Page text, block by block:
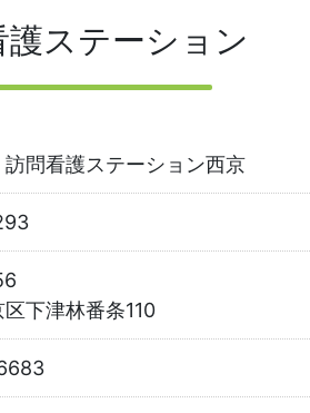
護ステーション
問看護ステーション西京
下津林番条110